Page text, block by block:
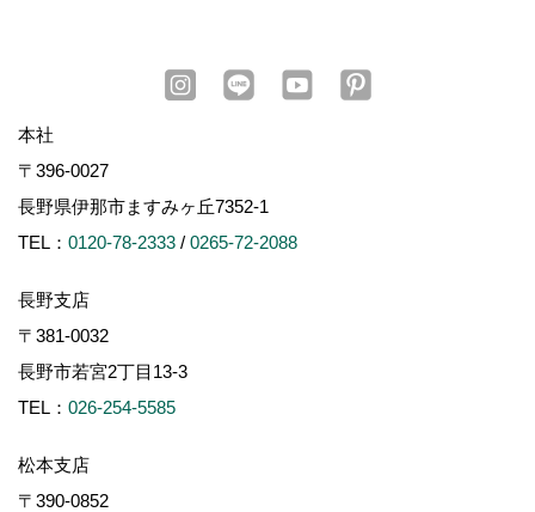
本社
〒396-0027
長野県伊那市ますみヶ丘7352-1
TEL： 0120-78-2333 / 0265-72-2088
長野支店
〒381-0032
長野市若宮2丁目13-3
TEL： 026-254-5585
松本支店
〒390-0852